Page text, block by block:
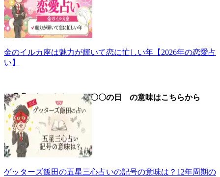
金のイルカ座は魅力が輝いて恋に忙しい年【2026年の恋愛占
い】
▼◯◯の年、〇〇の月、〇〇の日 の意味はこちらから
ゲッターズ飯田の五星三心占いの記号の意味は？12年周期の